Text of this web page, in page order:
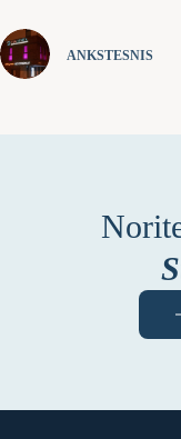
ANKSTESNIS